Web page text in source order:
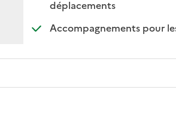
déplacements: disponible
: non disponible
Accompagnements pour